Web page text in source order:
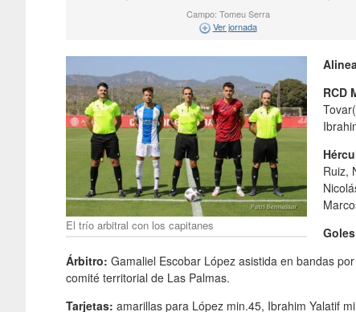
Campo: Tomeu Serra
Ver jornada
El trío arbitral con los capitanes
RCD
Ruiz,
Árbitro: Gamaliel Escobar López asistida en bandas
comité territorial de Las Palmas.
Tarjetas: amarillas para López min.45, Ibrahim Yalatif